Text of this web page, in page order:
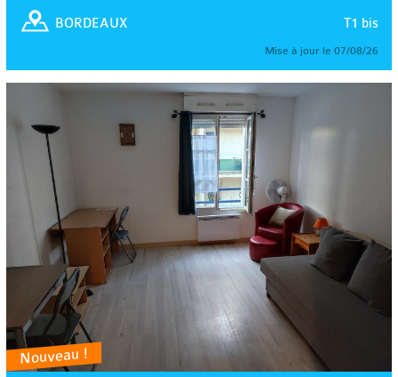
T1 bis
BORDEAUX
Mise à jour le 07/08/26
Nouveau !